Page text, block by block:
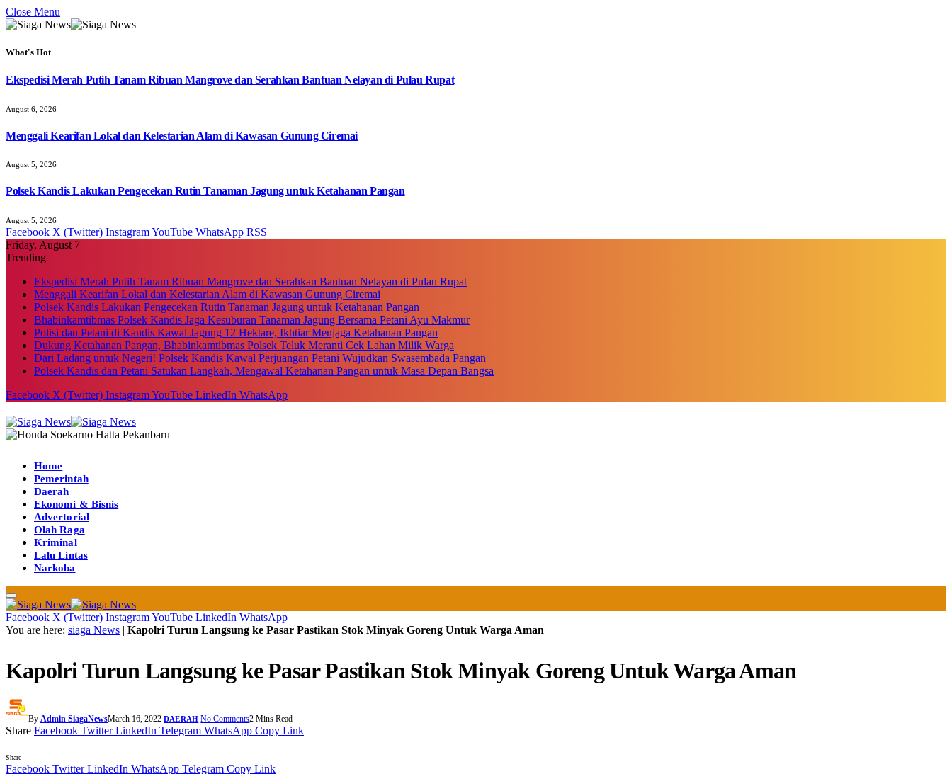
Close Menu
What's Hot
Ekspedisi Merah Putih Tanam Ribuan Mangrove dan Serahkan Bantuan Nelayan di Pulau Rupat
August 6, 2026
Menggali Kearifan Lokal dan Kelestarian Alam di Kawasan Gunung Ciremai
August 5, 2026
Polsek Kandis Lakukan Pengecekan Rutin Tanaman Jagung untuk Ketahanan Pangan
August 5, 2026
Facebook X (Twitter) InstagramYouTube WhatsApp RSS
Friday, August 7
Trending
Ekspedisi Merah Putih Tanam Ribuan Mangrove dan Serahkan Bantuan Nelayan di Pulau Rupat
Menggali Kearifan Lokal dan Kelestarian Alam di Kawasan Gunung Ciremai
Polsek Kandis Lakukan Pengecekan Rutin Tanaman Jagung untuk Ketahanan Pangan
Bhabinkamtibmas Polsek Kandis Jaga Kesuburan Tanaman Jagung Bersama Petani Ayu Makmur
Polisi dan Petani di Kandis Kawal Jagung 12 Hektare, Ikhtiar Menjaga Ketahanan Pangan
Dukung Ketahanan Pangan, Bhabinkamtibmas Polsek Teluk Meranti Cek Lahan Milik Warga
Dari Ladang untuk Negeri! Polsek Kandis Kawal Perjuangan Petani Wujudkan Swasembada Pangan
Polsek Kandis dan Petani Satukan Langkah, Mengawal Ketahanan Pangan untuk Masa Depan Bangsa
Facebook X (Twitter) InstagramYouTube LinkedIn WhatsApp
Home
Pemerintah
Daerah
Ekonomi & Bisnis
Advertorial
Olah Raga
Kriminal
Lalu Lintas
Narkoba
Facebook X (Twitter) InstagramYouTube LinkedIn WhatsApp
You are here: siaga News | Kapolri Turun Langsung ke Pasar Pastikan Stok Minyak Goreng Untuk Warga Aman
Kapolri Turun Langsung ke Pasar Pastikan Stok Minyak Goreng Untuk Warga Aman
By Admin SiagaNewsMarch 16, 2022 DAERAH No Comments2 Mins Read
Share Facebook Twitter LinkedIn Telegram WhatsApp Copy Link
Share
Facebook Twitter LinkedIn WhatsApp Telegram Copy Link